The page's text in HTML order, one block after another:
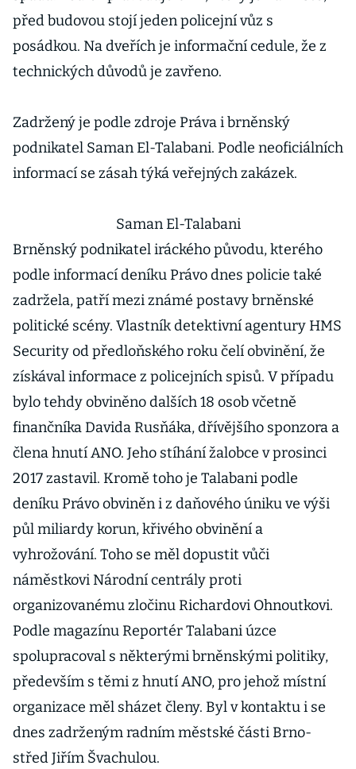
před budovou stojí jeden policejní vůz s
posádkou. Na dveřích je informační cedule, že z
technických důvodů je zavřeno.
Zadržený je podle zdroje Práva i brněnský
podnikatel Saman El-Talabani. Podle neoficiálních
informací se zásah týká veřejných zakázek.
Saman El-Talabani
Brněnský podnikatel iráckého původu, kterého
podle informací deníku Právo dnes policie také
zadržela, patří mezi známé postavy brněnské
politické scény. Vlastník detektivní agentury HMS
Security od předloňského roku čelí obvinění, že
získával informace z policejních spisů. V případu
bylo tehdy obviněno dalších 18 osob včetně
finančníka Davida Rusňáka, dřívějšího sponzora a
člena hnutí ANO. Jeho stíhání žalobce v prosinci
2017 zastavil. Kromě toho je Talabani podle
deníku Právo obviněn i z daňového úniku ve výši
půl miliardy korun, křivého obvinění a
vyhrožování. Toho se měl dopustit vůči
náměstkovi Národní centrály proti
organizovanému zločinu Richardovi Ohnoutkovi.
Podle magazínu Reportér Talabani úzce
spolupracoval s některými brněnskými politiky,
především s těmi z hnutí ANO, pro jehož místní
organizace měl sházet členy. Byl v kontaktu i se
dnes zadrženým radním městské části Brno-
střed Jiřím Švachulou.